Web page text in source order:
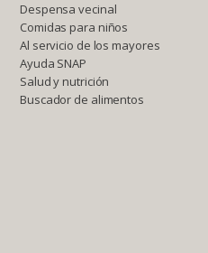
Despensa vecinal
Comidas para niños
Al servicio de los mayores
Ayuda SNAP
Salud y nutrición
Buscador de alimentos